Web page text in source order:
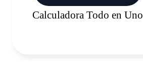
Calculadora Todo en Uno